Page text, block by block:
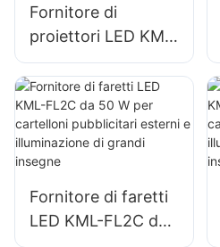
Fornitore di
proiettori LED KML-
FL05 da 400 W,
illuminazione di
piazze e parchi
Fornitore di faretti
LED KML-FL2C da